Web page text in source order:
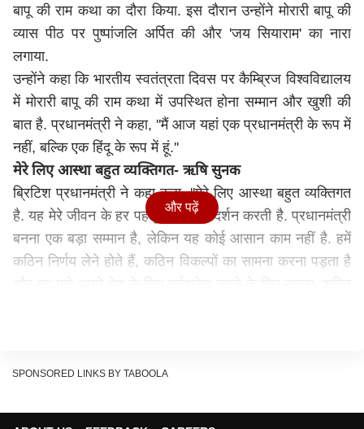
बापू की राम कथा का दौरा किया. इस दौरान उन्होंने मोरारी बापू की
व्यास पीठ पर पुष्पांजलि अर्पित की और 'जय सियाराम' का नारा
लगाया.
उन्होंने कहा कि भारतीय स्वतंत्रता दिवस पर कैम्ब्रिज विश्वविद्यालय
में मोरारी बापू की राम कथा में उपस्थित होना सम्मान और खुशी की
बात है. प्रधानमंत्री ने कहा, ''मैं आज यहां एक प्रधानमंत्री के रूप में
नहीं, बल्कि एक हिंदू के रूप में हूं.''
मेरे लिए आस्था बहुत व्यक्तिगत- ऋषि सुनक
ब्रिटिश प्रधानमंत्री ने कहा कहा, ''मेरे लिए आस्था बहुत व्यक्तिगत
है. यह मेरे जीवन के हर पहलू में मेरा मार्गदर्शन करती है. प्रधानमंत्री
बनना एक बड़ा सम्मान है, लेकिन यह कोई आसान काम नहीं है. हमें
कठिन निर्णय लेने होते हैं, कठिन विकल्पों का सामना करना पड़ता है
नहीं, बल्कि एक हिंदू की तरह आया हूं.'' सुनक ने अपने भाषण के
और पढ़ें
SPONSORED LINKS BY TABOOLA